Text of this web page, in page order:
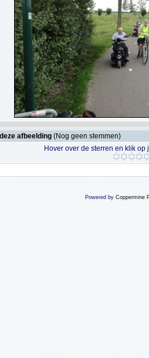
afbeelding (Nog geen stemmen)
Hover over de sterren en klik
Powered by Coppermine